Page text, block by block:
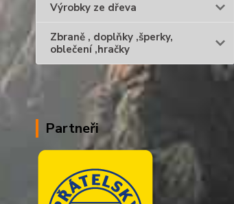
Výrobky ze dřeva
Zbraně , doplňky ,šperky,
oblečení ,hračky
Partneři